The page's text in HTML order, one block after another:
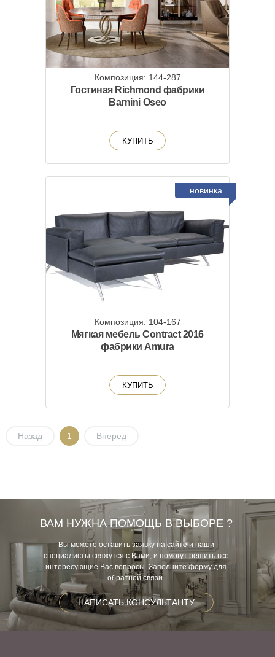
Композиция: 144-287
Гостиная Richmond фабрики
Barnini Oseo
КУПИТЬ
новинка
Композиция: 104-167
Мягкая мебель Contract 2016
фабрики Amura
КУПИТЬ
Назад 1 Вперед
ВАМ НУЖНА ПОМОЩЬ В ВЫБОРЕ ?
Вы можете оставить заявку на сайте и наши
специалисты свяжутся с Вами, и помогут решить все
интересующие Вас вопросы. Заполните форму для
обратной связи.
НАПИСАТЬ КОНСУЛЬТАНТУ